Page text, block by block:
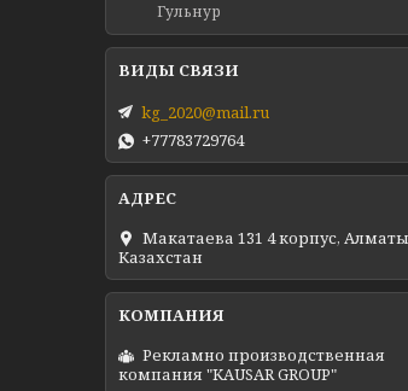
Гульнур
kg_2020@mail.ru
+77783729764
Макатаева 131 4 корпус,
Казахстан
Рекламно производственная
компания "KAUSAR GROUP"